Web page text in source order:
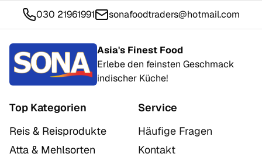
030 21961991 sonafoodtraders@hotmail.com
Asia's Finest Food
Erlebe den feinsten Geschmack
indischer Küche!
Top Kategorien
Reis & Reisprodukte
Atta & Mehlsorten
Service
Häufige Fragen
Kontakt